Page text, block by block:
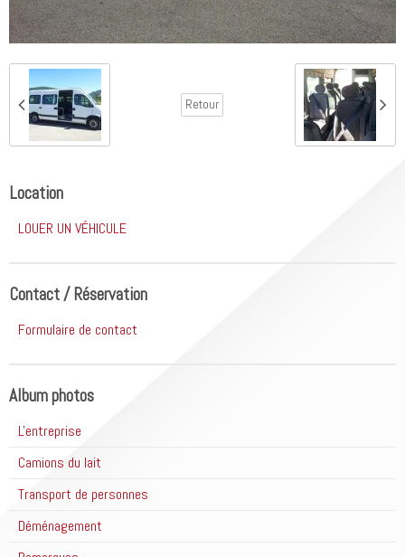
Retour
Location
LOUER UN VÉHICULE
Contact / Réservation
Formulaire de contact
Album photos
L'entreprise
Camions du lait
Transport de personnes
Déménagement